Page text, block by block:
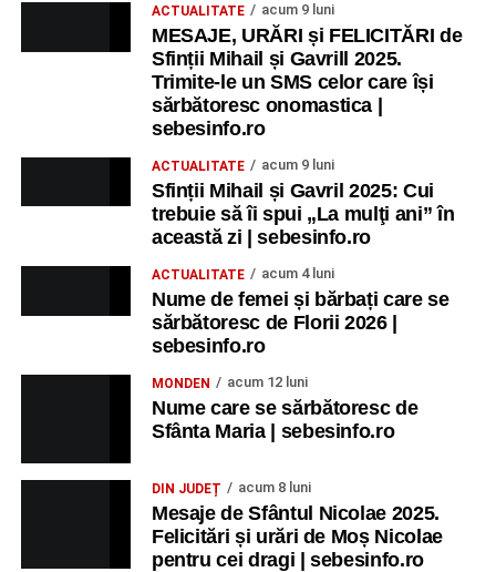
ACTUALITATE acum 9 luni
MESAJE, URĂRI și FELICITĂRI de
Sfinții Mihail și Gavrill 2025.
Trimite-le un SMS celor care își
sărbătoresc onomastica |
sebesinfo.ro
ACTUALITATE acum 9 luni
Sfinții Mihail și Gavril 2025: Cui
trebuie să îi spui „La mulţi ani” în
această zi | sebesinfo.ro
ACTUALITATE acum 4 luni
Nume de femei și bărbați care se
sărbătoresc de Florii 2026 |
sebesinfo.ro
MONDEN acum 12 luni
Nume care se sărbătoresc de
Sfânta Maria | sebesinfo.ro
DIN JUDEȚ acum 8 luni
Mesaje de Sfântul Nicolae 2025.
Felicitări și urări de Moș Nicolae
pentru cei dragi | sebesinfo.ro